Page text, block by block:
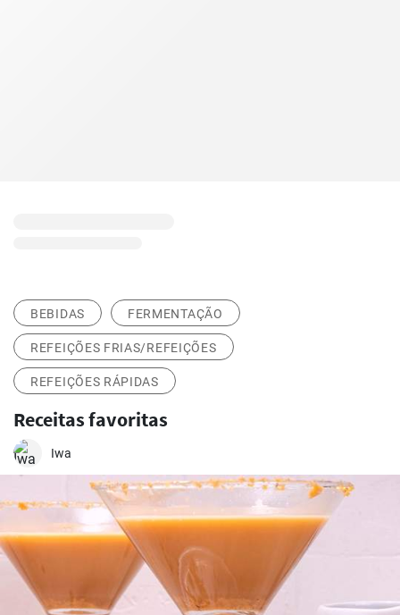
BEBIDAS FERMENTAÇÃO
REFEIÇÕES FRIAS/REFEIÇÕES
REFEIÇÕES RÁPIDAS
Receitas favoritas
Iwa